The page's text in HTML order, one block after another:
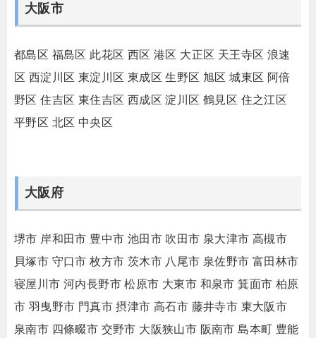
大阪市
都島区 福島区 此花区 西区 港区 大正区 天王寺区 浪速
区 西淀川区 東淀川区 東成区 生野区 旭区 城東区 阿倍
野区 住吉区 東住吉区 西成区 淀川区 鶴見区 住之江区
平野区 北区 中央区
大阪府
堺市 岸和田市 豊中市 池田市 吹田市 泉大津市 高槻市
貝塚市 守口市 枚方市 茨木市 八尾市 泉佐野市 富田林市
寝屋川市 河内長野市 松原市 大東市 和泉市 箕面市 柏原
市 羽曳野市 門真市 摂津市 高石市 藤井寺市 東大阪市
泉南市 四條畷市 交野市 大阪狭山市 阪南市 島本町 豊能